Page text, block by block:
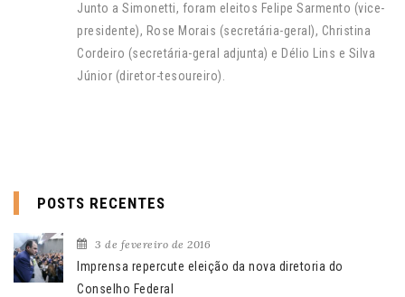
Junto a Simonetti, foram eleitos Felipe Sarmento (vice-
presidente), Rose Morais (secretária-geral), Christina
Cordeiro (secretária-geral adjunta) e Délio Lins e Silva
Júnior (diretor-tesoureiro).
POSTS RECENTES
3 de fevereiro de 2016
Imprensa repercute eleição da nova diretoria do
Conselho Federal